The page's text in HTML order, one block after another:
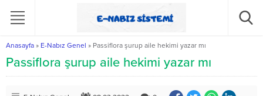
Anasayfa » E-Nabız Genel » Passiflora şurup aile hekimi yazar mı
Passiflora şurup aile hekimi yazar mı